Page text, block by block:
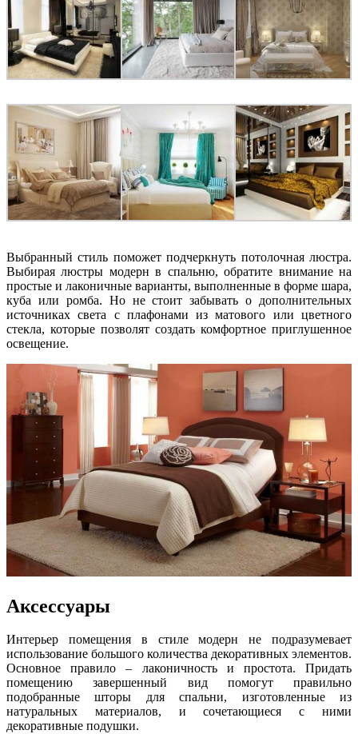
Выбранный стиль поможет подчеркнуть потолочная люстра.
Выбирая люстры модерн в спальню, обратите внимание на
простые и лаконичные варианты, выполненные в форме шара,
куба или ромба. Но не стоит забывать о дополнительных
источниках света с плафонами из матового или цветного
стекла, которые позволят создать комфортное приглушенное
освещение.
Аксессуары
Интерьер помещения в стиле модерн не подразумевает
использование большого количества декоративных элементов.
Основное правило – лаконичность и простота. Придать
помещению завершенный вид помогут правильно
подобранные шторы для спальни, изготовленные из
натуральных материалов, и сочетающиеся с ними
декоративные подушки.